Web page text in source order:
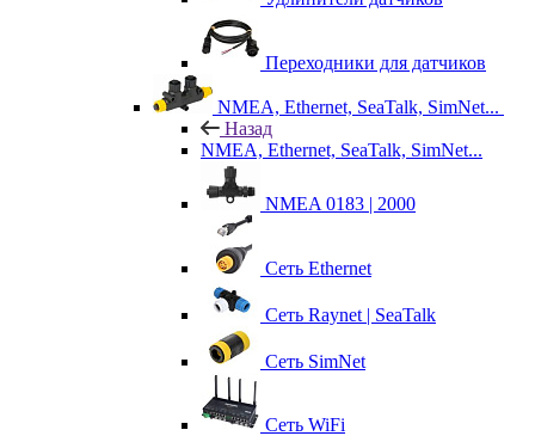
Переходники для датчиков
NMEA, Ethernet, SeaTalk, SimNet...
Назад
NMEA, Ethernet, SeaTalk, SimNet...
NMEA 0183 | 2000
Сеть Ethernet
Сеть Raynet | SeaTalk
Сеть SimNet
Сеть WiFi